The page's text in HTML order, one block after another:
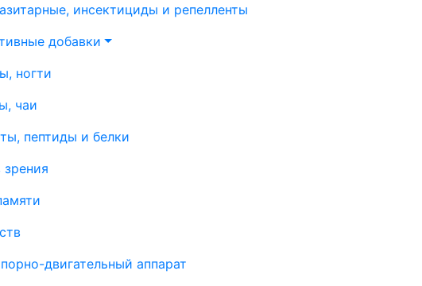
инсектициды и репелленты
добавки
ногти
чаи
пептиды и белки
двигательный аппарат